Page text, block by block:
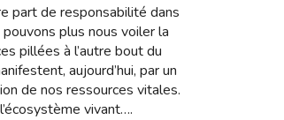
part de responsabilité dans
plus nous voiler la
pillées à l’autre bout du
aujourd’hui, par un
de nos ressources vitales.
vivant….